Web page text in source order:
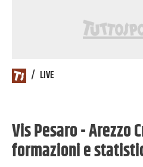
/ LIVE
Vis Pesaro - Arezzo
formazioni e